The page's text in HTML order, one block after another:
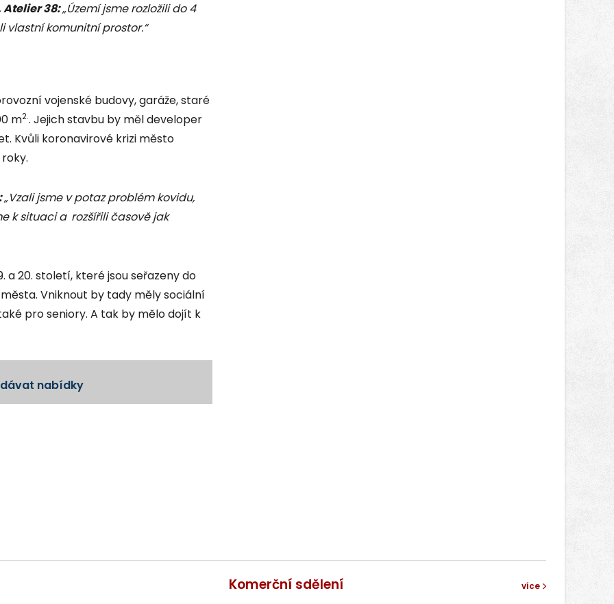
38:„Území jsme rozložili do 4
komunitní prostor.“
vojenské budovy, garáže, staré
m2.. Jejich stavbu by měl developer
Kvůli koronavirové krizi město
„Vzali jsme v potaz problém kovidu,
k situaci a rozšířili časově jak
a 20. století, které jsou seřazeny do
Vniknout by tady měly sociální
pro seniory. A tak by mělo dojít k
nabídky
Komerční sdělení více